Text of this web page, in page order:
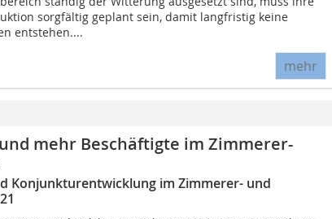
sorgfältig geplant sein, damit langfristig keine
entstehen....
mehr
mehr Beschäftigte im Zimmerer-
Konjunkturentwicklung im Zimmerer- und